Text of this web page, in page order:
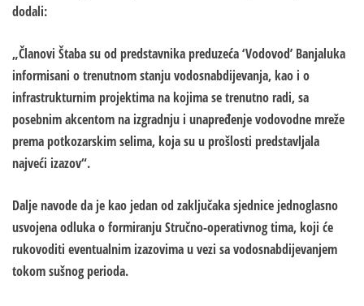
dodali:
„Članovi Štaba su od predstavnika preduzeća ‘Vodovod’ Banjaluka
informisani o trenutnom stanju vodosnabdijevanja, kao i o
infrastrukturnim projektima na kojima se trenutno radi, sa
posebnim akcentom na izgradnju i unapređenje vodovodne mreže
prema potkozarskim selima, koja su u prošlosti predstavljala
najveći izazov“.
Dalje navode da je kao jedan od zaključaka sjednice jednoglasno
usvojena odluka o formiranju Stručno-operativnog tima, koji će
rukovoditi eventualnim izazovima u vezi sa vodosnabdijevanjem
tokom sušnog perioda.